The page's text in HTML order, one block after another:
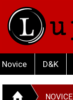
Novice D&K
NOVICE